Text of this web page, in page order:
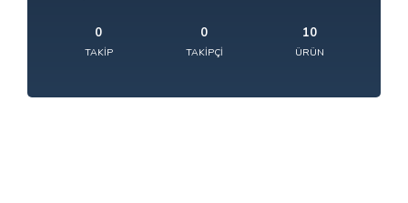
0
TAKIP
0
TAKIPÇI
10
ÜRÜN